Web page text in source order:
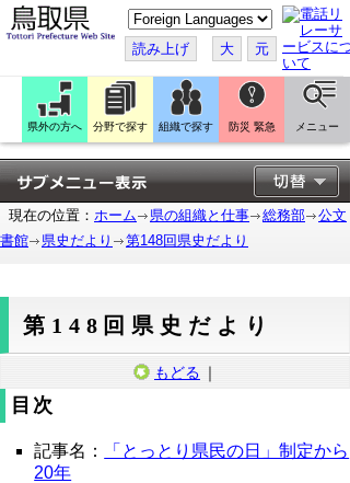
こ
の
ペ
ー
ジ
翻
訳
す
る
読み上げ 大 元
県外の方へ 分野で探す 組織で探す 防災 緊急 メニュー
現在の位置： ホーム 県の組織と仕事 総務部
公文
書館
県史だより 第148回県史だより
第148回県史だより
もどる ｜
目次
記事名：
「とっとり県民の日」制定から
20年